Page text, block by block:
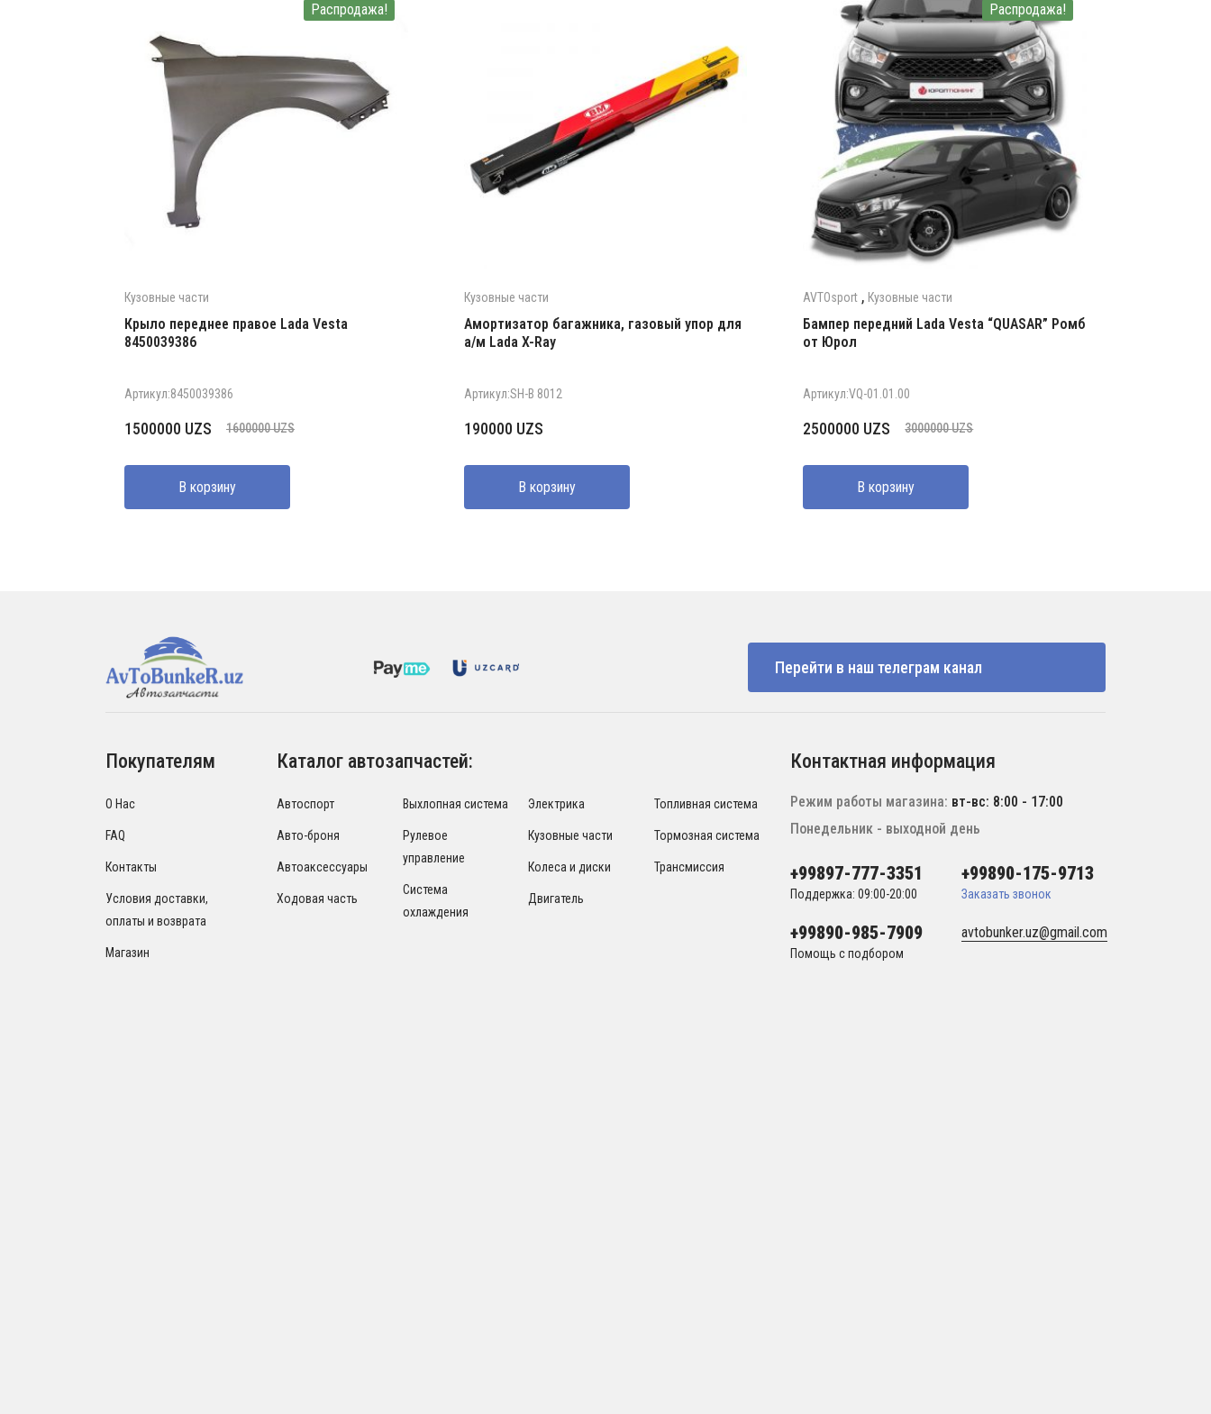
Распродажа!
Кузовные части
Крыло переднее правое Lada Vesta
8450039386
Артикул:8450039386
1600000UZS
Первоначальная
составляла
1600000 UZS.
1500000 UZS
Текущая
1500000 UZS.
В корзину
Кузовные части
Амортизатор багажника, газовый упор для
а/м Lada X-Ray
Артикул:SH-B 8012
190000 UZS
В корзину
Распродажа!
AVTOsport , Кузовные части
Бампер передний Lada Vesta “QUASAR” Ромб
от Юрол
Артикул:VQ-01.01.00
3000000UZS
Первоначальная
составляла
3000000 UZS.
2500000 UZS
Текущая
2500000 UZS.
В корзину
Перейти в наш телеграм канал
Покупателям
О Нас
FAQ
Контакты
Условия доставки,
оплаты и возврата
Магазин
Каталог автозапчастей:
Автоспорт
Авто-броня
Автоаксессуары
Ходовая часть
Выхлопная система
Рулевое
управление
Система
охлаждения
Электрика
Кузовные части
Колеса и диски
Двигатель
Топливная система
Тормозная система
Трансмиссия
Контактная информация
Режим работы магазина: вт-вс: 8:00 - 17:00
Понедельник - выходной день
+99897-777-3351
Поддержка: 09:00-20:00
+99890-175-9713
Заказать звонок
+99890-985-7909
Помощь с подбором
avtobunker.uz@gmail.com